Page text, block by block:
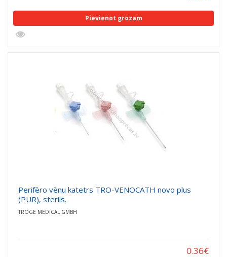
Pievienot grozam
Perifēro vēnu katetrs TRO-VENOCATH novo plus
(PUR), sterils.
TROGE MEDICAL GMBH
0.36€